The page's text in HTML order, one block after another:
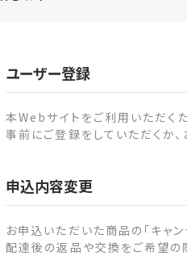
ユーザー登録
本Webサイトをご利用いただくた
事前にご登録をしていただくか
申込内容変更
お申込いただいた商品の「キャ
配達後の返品や交換をご希望の